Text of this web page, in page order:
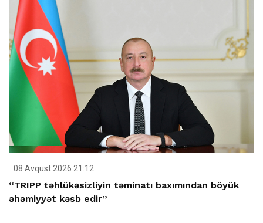
08 Avqust 2026 21:12
“TRIPP təhlükəsizliyin təminatı baxımından böyük
əhəmiyyət kəsb edir”